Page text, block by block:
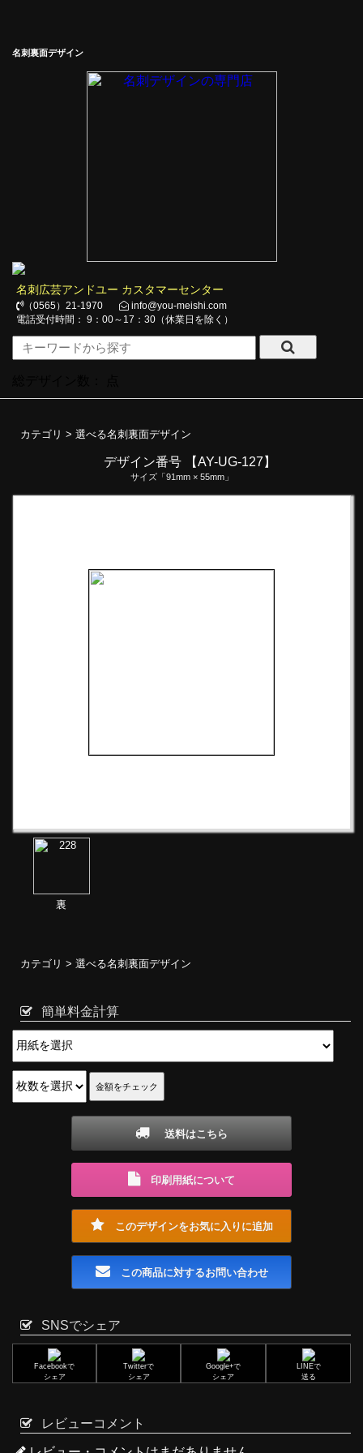
名刺裏面デザイン
名刺広芸アンドユー カスタマーセンター
（0565）21-1970
info@you-meishi.com
電話受付時間： 9：00～17：30（休業日を除く）
カテゴリ > 選べる名刺裏面デザイン
デザイン番号 【AY-UG-127】
サイズ「91mm × 55mm」
裏
カテゴリ > 選べる名刺裏面デザイン
簡単料金計算
送料はこちら
印刷用紙について
このデザインをお気に入りに追加
この商品に対するお問い合わせ
SNSでシェア
Facebookで
シェア
Twitterで
シェア
Google+で
シェア
LINEで
送る
レビューコメント